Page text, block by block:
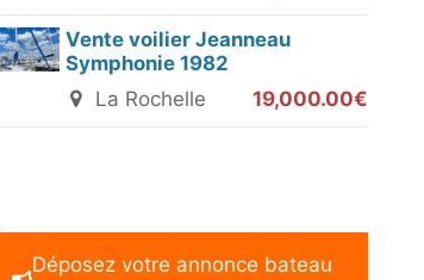
Vente voilier Jeanneau
Symphonie 1982
La Rochelle
19,000.00€
Déposez votre annonce bateau